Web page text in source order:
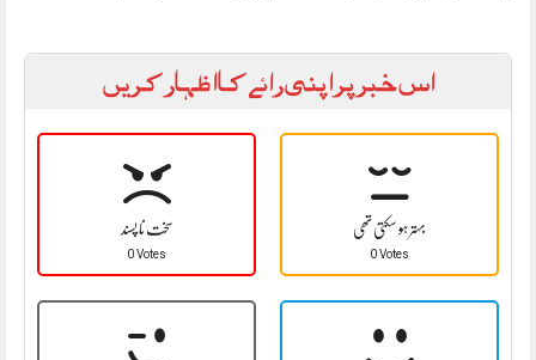
اس خبر پر اپنی رائے کا اظہار کریں
سخت نا پسند
0 Votes
بہتر ہو سکتی تھی
0 Votes